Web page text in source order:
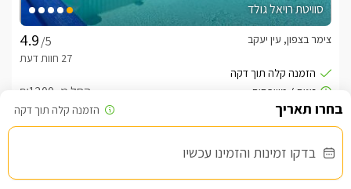
בדקו זמינות והזמינו עכשיו
סוויטת רויאל גולד
/5
צימר בצפון, עין יעקב
החל מ- ₪1200